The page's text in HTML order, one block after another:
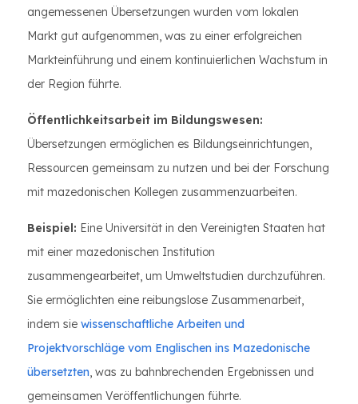
angemessenen Übersetzungen wurden vom lokalen
Markt gut aufgenommen, was zu einer erfolgreichen
Markteinführung und einem kontinuierlichen Wachstum in
der Region führte.
Öffentlichkeitsarbeit im Bildungswesen:
Übersetzungen ermöglichen es Bildungseinrichtungen,
Ressourcen gemeinsam zu nutzen und bei der Forschung
mit mazedonischen Kollegen zusammenzuarbeiten.
Beispiel: Eine Universität in den Vereinigten Staaten hat
mit einer mazedonischen Institution
zusammengearbeitet, um Umweltstudien durchzuführen.
Sie ermöglichten eine reibungslose Zusammenarbeit,
indem sie wissenschaftliche Arbeiten und
Projektvorschläge vom Englischen ins Mazedonische
übersetzten, was zu bahnbrechenden Ergebnissen und
gemeinsamen Veröffentlichungen führte.